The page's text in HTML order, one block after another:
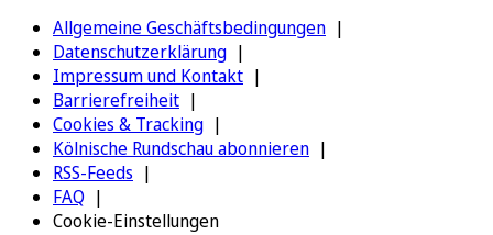
Allgemeine Geschäftsbedingungen
Datenschutzerklärung
Impressum und Kontakt
Barrierefreiheit
Cookies & Tracking
Kölnische Rundschau abonnieren
RSS-Feeds
FAQ
Cookie-Einstellungen